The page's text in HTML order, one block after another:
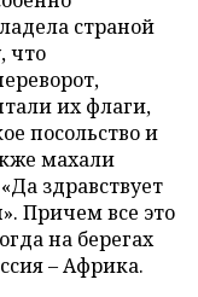
страной
что
их флаги,
посольство и
махали
здравствует
Причем все это
на берегах
– Африка.